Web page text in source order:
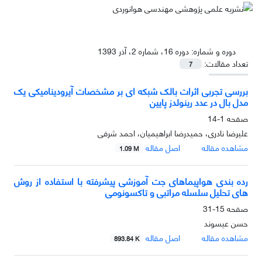
دوره و شماره:دوره 16، شماره 2، آذر 1393
تعداد مقالات:
7
بررسی تجربی اثرات بالک شبکه ای بر مشخصات آیرودینامیکی یک
مدل‌ بال در عدد رینولدز پایین
صفحه 1-14
علیرضا نادری، حمیدرضا ابراهیمیان، احمد شرفی
مشاهده مقاله
اصل مقاله 1.09 M
رده بندی هواپیماهای جت آموزشی پیشرفته با استفاده از روش
های تحلیل سلسله مراتبی و تاکسونومی
صفحه 15-31
حسن عیسوند
مشاهده مقاله
اصل مقاله 893.84 K